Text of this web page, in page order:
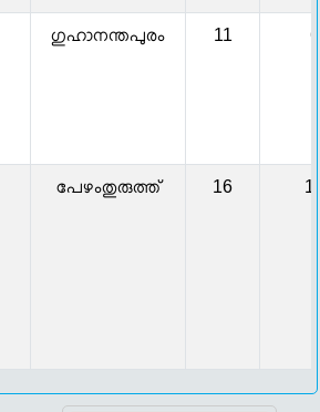
ഗുഹാനന്തപുരം 11 6
പേഴംതുരുത്ത് 16